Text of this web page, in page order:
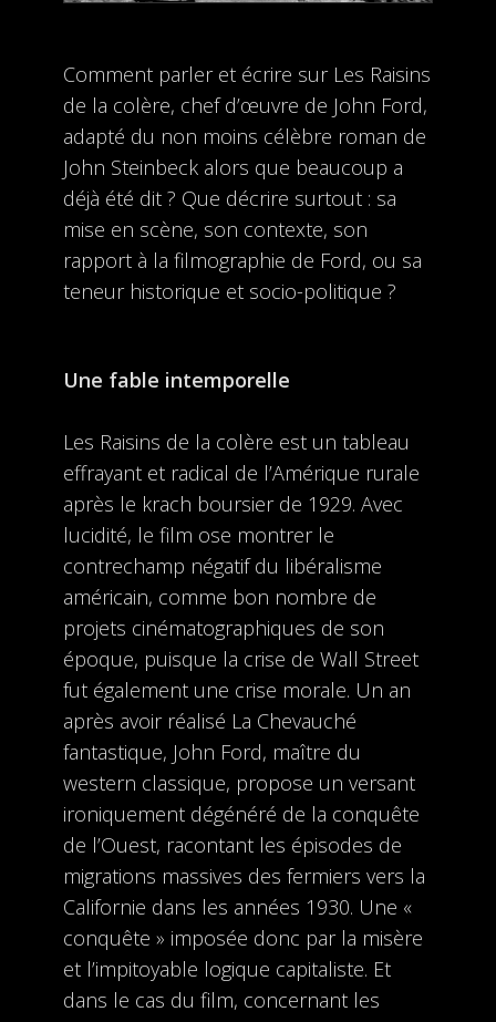
Comment parler et écrire sur Les Raisins
de la colère, chef d’œuvre de John Ford,
adapté du non moins célèbre roman de
John Steinbeck alors que beaucoup a
déjà été dit ? Que décrire surtout : sa
mise en scène, son contexte, son
rapport à la filmographie de Ford, ou sa
teneur historique et socio-politique ?
Une fable intemporelle
Les Raisins de la colère est un tableau
effrayant et radical de l’Amérique rurale
après le krach boursier de 1929. Avec
lucidité, le film ose montrer le
contrechamp négatif du libéralisme
américain, comme bon nombre de
projets cinématographiques de son
époque, puisque la crise de Wall Street
fut également une crise morale. Un an
après avoir réalisé La Chevauché
fantastique, John Ford, maître du
western classique, propose un versant
ironiquement dégénéré de la conquête
de l’Ouest, racontant les épisodes de
migrations massives des fermiers vers la
Californie dans les années 1930. Une «
conquête » imposée donc par la misère
et l’impitoyable logique capitaliste. Et
dans le cas du film, concernant les